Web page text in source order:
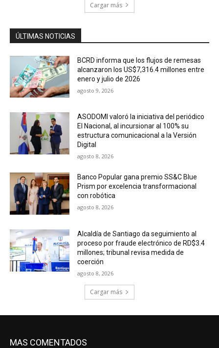
Cargar más
ÚLTIMAS NOTICIAS
BCRD informa que los flujos de remesas
alcanzaron los US$7,316.4 millones entre
enero y julio de 2026
agosto 9, 2026
ASODOMI valoró la iniciativa del periódico
El Nacional, al incursionar al 100% su
estructura comunicacional a la Versión
Digital
agosto 8, 2026
Banco Popular gana premio SS&C Blue
Prism por excelencia transformacional
con robótica
agosto 8, 2026
Alcaldía de Santiago da seguimiento al
proceso por fraude electrónico de RD$3.4
millones; tribunal revisa medida de
coerción
agosto 8, 2026
Cargar más
MAS COMENTADOS